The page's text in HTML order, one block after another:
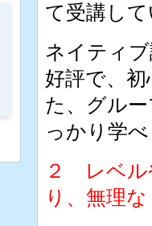
て受講し
ネイティ
好評で、
た、グル
っかり学
２ レベル
り、無理